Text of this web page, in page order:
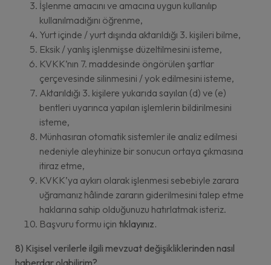
İşlenme amacını ve amacına uygun kullanılıp
kullanılmadığını öğrenme,
Yurt içinde / yurt dışında aktarıldığı 3. kişileri bilme,
Eksik / yanlış işlenmişse düzeltilmesini isteme,
KVKK’nın 7. maddesinde öngörülen şartlar
çerçevesinde silinmesini / yok edilmesini isteme,
Aktarıldığı 3. kişilere yukarıda sayılan (d) ve (e)
bentleri uyarınca yapılan işlemlerin bildirilmesini
isteme,
Münhasıran otomatik sistemler ile analiz edilmesi
nedeniyle aleyhinize bir sonucun ortaya çıkmasına
itiraz etme,
KVKK’ya aykırı olarak işlenmesi sebebiyle zarara
uğramanız hâlinde zararın giderilmesini talep etme
haklarına sahip olduğunuzu hatırlatmak isteriz.
Başvuru formu için tıklayınız.
8) Kişisel verilerle ilgili mevzuat değişikliklerinden nasıl
haberdar olabilirim?